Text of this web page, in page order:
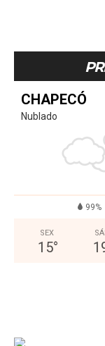
CHAPECÓ
Nublado
99%
SEX
15°